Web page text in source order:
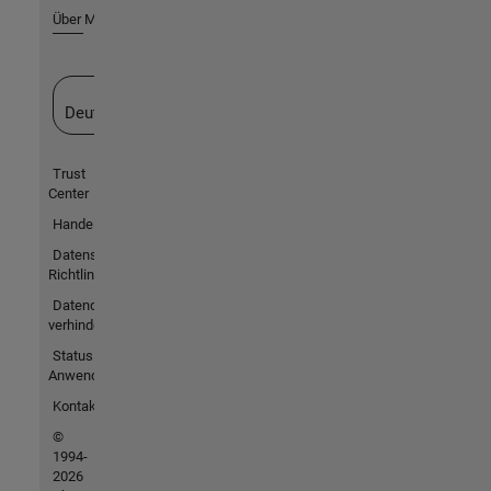
Über MathWorks
Deutschland
Trust
Center
Handelsmarken
Datenschutz-
Richtlinien
Datendiebstahl
verhindern
Status von
Anwendungen
Kontakt
©
1994-
2026